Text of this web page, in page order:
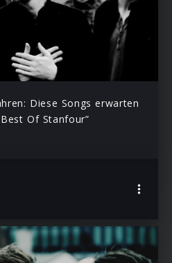
Diese Songs erwarten
Of Stanfour”